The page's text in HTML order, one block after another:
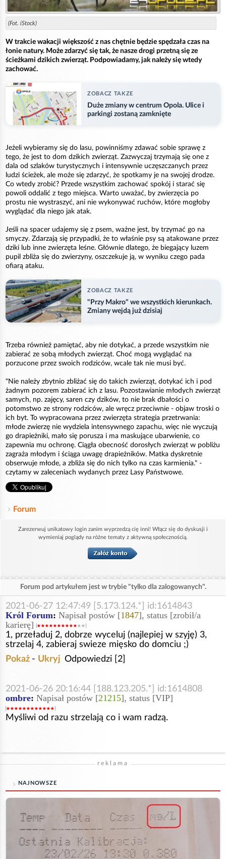
(Fot. iStock)
W trakcie wakacji większość z nas chętnie będzie spędzała czas na
łonie natury. Może zdarzyć się tak, że nasze drogi przetną się ze
ścieżkami dzikich zwierząt. Podpowiadamy, jak należy się wtedy
zachować.
ZOBACZ TAKZE
Duże zmiany w centrum Opola. Ulice i
parkingi zostaną zamknięte
Jeżeli wybieramy się do lasu, powinniśmy zdawać sobie sprawę z
tego, że jest to dom dzikich zwierząt. Zazwyczaj trzymają się one z
dala od szlaków turystycznych i intensywnie uczęszczanych przez
ludzi ścieżek, ale może się zdarzyć, że spotkamy je na swojej drodze.
Co wtedy zrobić? Przede wszystkim zachować spokój i starać się
powoli oddalić z tego miejsca. Warto uważać, by zwierzęcia po
prostu nie wystraszyć, ani nie wykonywać ruchów, które mogłoby
wyglądać dla niego jak atak.
Jeśli na spacer udajemy się z psem, ważne jest, by trzymać go na
smyczy. Zdarzają się przypadki, że to właśnie psy są atakowane przez
dziki lub inne zwierzęta leśne. Głównie dlatego, że biegający luzem
pupil zbliża się do zwierzyny, oszczekuje ją, w wyniku czego pada
ofiarą ataku.
ZOBACZ TAKZE
"Przy Makro" we wszystkich kierunkach.
Zmiany wejdą już dzisiaj
Trzeba również pamiętać, aby nie dotykać, a przede wszystkim nie
zabierać ze sobą młodych zwierząt. Choć mogą wyglądać na
porzucone przez swoich rodziców, wcale tak nie musi być.
"Nie należy zbytnio zbliżać się do takich zwierząt, dotykać ich i pod
żadnym pozorem zabierać ich z lasu. Pozostawianie młodych zwierząt
samych, np. zajęcy, saren czy dzików, to nie brak dbałości o
potomstwo ze strony rodziców, ale wręcz przeciwnie - objaw troski o
ich byt. To wypracowana przez zwierzęta strategia przetrwania:
młode zwierzę nie wydziela intensywnego zapachu, więc nie wyczują
go drapieżniki, mało się porusza i ma maskujące ubarwienie, co
zapewnia mu ochronę. Ciągła obecność dorosłych zwierząt w pobliżu
zagraża młodym i ściąga uwagę drapieżników. Matka dyskretnie
obserwuje młode, a zbliża się do nich tylko na czas karmienia." -
czytamy w zaleceniach wydanych przez Lasy Państwowe.
Forum
Zarezerwuj unikatowy login zanim wyprzedzą cię inni! Włącz się do dyskusji i
wymieniaj poglądy na różne tematy z aktywną społecznością.
Forum pod artykułem jest w trybie "tylko dla zalogowanych".
2021-06-27 12:47:49 [5.173.124.*] id:1614843
Król Forum: Napisał postów [1847], status [zrobił/a
karierę]
1, przeładuj 2, dobrze wyceluj (najlepiej w szyję) 3,
strzelaj 4, zabieraj swieze mięsko do domciu ;)
Pokaż - Ukryj Odpowiedzi [2]
2021-06-26 20:16:44 [188.123.205.*] id:1614808
ombre: Napisał postów [21215], status [VIP]
Myśliwi od razu strzelają co i wam radzą.
reklama
NAJNOWSZE